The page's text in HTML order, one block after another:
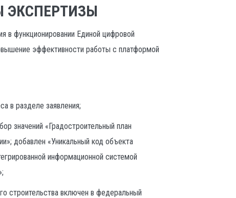
в функционировании Единой цифровой
эффективности работы с платформой
в разделе заявления;
значений «Градостроительный план
добавлен «Уникальный код объекта
информационной системой
строительства включен в федеральный